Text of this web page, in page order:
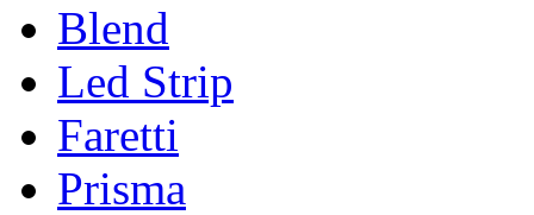
Blend
Led Strip
Faretti
Prisma